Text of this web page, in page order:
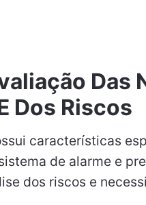
Das
Dos Riscos
características
de alarme e
dos riscos e